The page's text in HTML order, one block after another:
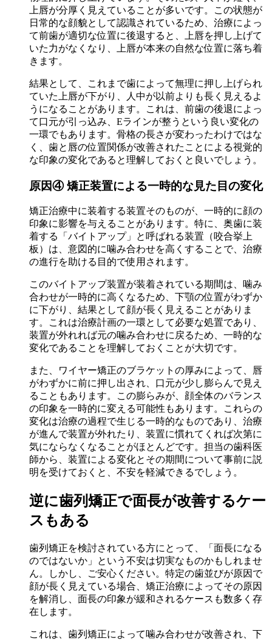
上唇が分厚く見えていることが多いです。この状態が
日常的な顔貌として認識されているため、治療によっ
て前歯が適切な位置に後退すると、上唇を押し上げて
いた力がなくなり、上唇が本来の自然な位置に落ち着
きます。
結果として、これまで歯によって無理に押し上げられ
ていた上唇が下がり、人中が以前よりも長く見えるよ
うになることがあります。これは、前歯の後退によっ
て口元が引っ込み、Eラインが整うという良い変化の
一環でもあります。骨格の長さが変わったわけではな
く、歯と唇の位置関係が改善されたことによる視覚的
な印象の変化であると理解しておくと良いでしょう。
原因④ 矯正装置による一時的な見た目の変化
矯正治療中に装着する装置そのものが、一時的に顔の
印象に影響を与えることがあります。特に、奥歯に装
着する「バイトアップ」と呼ばれる装置（咬合挙上
板）は、意図的に噛み合わせを高くすることで、治療
の進行を助ける目的で使用されます。
このバイトアップ装置が装着されている期間は、噛み
合わせが一時的に高くなるため、下顎の位置がわずか
に下がり、結果として顔が長く見えることがありま
す。これは治療計画の一環として必要な処置であり、
装置が外れれば元の噛み合わせに戻るため、一時的な
変化であることを理解しておくことが大切です。
また、ワイヤー矯正のブラケットの厚みによって、唇
がわずかに前に押し出され、口元が少し膨らんで見え
ることもあります。この膨らみが、顔全体のバランス
の印象を一時的に変える可能性もあります。これらの
変化は治療の過程で生じる一時的なものであり、治療
が進んで装置が外れたり、装置に慣れてくれば次第に
気にならなくなることがほとんどです。担当の歯科医
師から、装置による変化とその期間について事前に説
明を受けておくと、不安を軽減できるでしょう。
逆に歯列矯正で面長が改善するケー
スもある
歯列矯正を検討されている方にとって、「面長になる
のではないか」という不安は切実なものかもしれませ
ん。しかし、ご安心ください。特定の歯並びが原因で
顔が長く見えている場合、矯正治療によってその原因
を解消し、面長の印象が緩和されるケースも数多く存
在します。
これは、歯列矯正によって噛み合わせが改善され、下